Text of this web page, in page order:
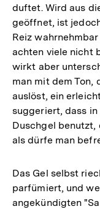
duftet. Wird aus
geöffnet, ist
Reiz
achten viele nicht
wirkt aber
man mit dem Ton,
auslöst, ein
suggeriert, dass
Duschgel benutzt,
als dürfe man
Das Gel selbst
parfümiert, und
angekündigten